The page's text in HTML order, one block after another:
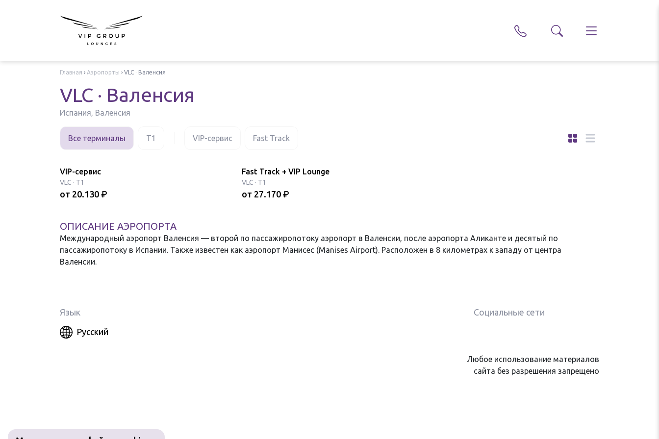
Главная › Аэропорты › VLC · Валенсия
VLC · Валенсия
Испания, Валенсия
Все терминалы T1 VIP-сервис Fast Track
VIP-сервис
VLC · T1
от 20.130 ₽
Fast Track + VIP Lounge
VLC · T1
от 27.170 ₽
ОПИСАНИЕ АЭРОПОРТА
Международный аэропорт Валенсия — второй по пассажиропотоку аэропорт в Валенсии, после аэропорта Аликанте и десятый по
пассажиропотоку в Испании. Также известен как аэропорт Манисес (Manises Airport). Расположен в 8 километрах к западу от центра
Валенсии.
Язык
Русский
Социальные сети
Любое использование материалов
сайта без разрешения запрещено